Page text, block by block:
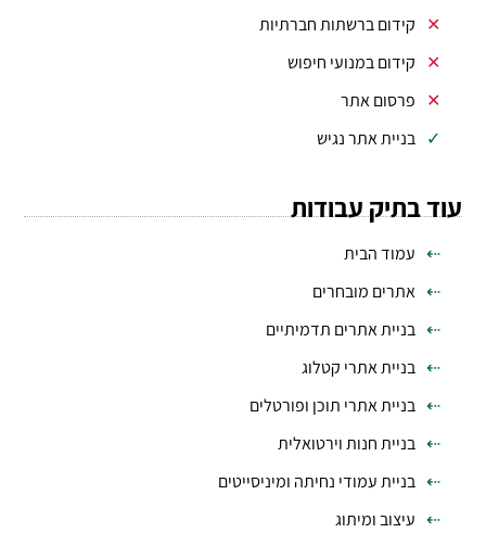
קידום ברשתות חברתיות
קידום במנועי חיפוש
פרסום אתר
בניית אתר נגיש
עוד בתיק עבודות
עמוד הבית
אתרים מובחרים
בניית אתרים תדמיתיים
בניית אתרי קטלוג
בניית אתרי תוכן ופורטלים
בניית חנות וירטואלית
בניית עמודי נחיתה ומיניסייטים
עיצוב ומיתוג